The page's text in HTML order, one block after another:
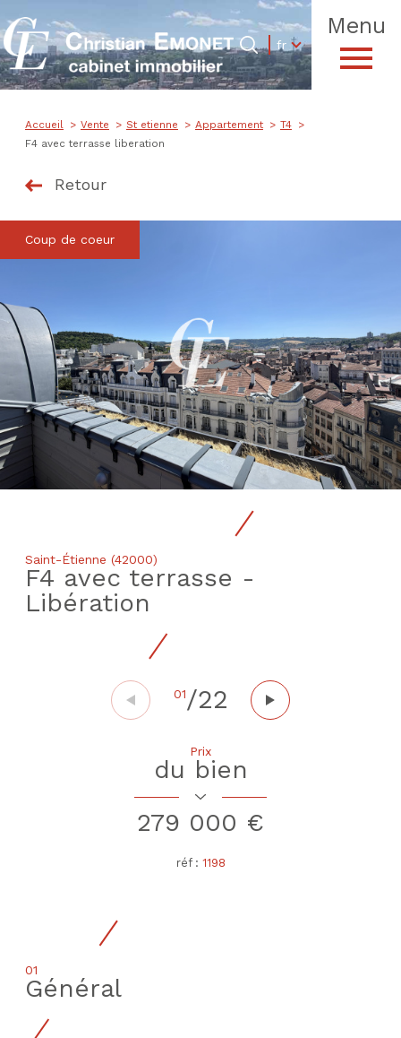
Menu
Langue
fr
Accueil 0 Langue
fr
Accueil Vente St etienne Appartement
T4
F4 avec terrasse liberation
Retour
Coup de coeur
Saint-Étienne (42000)
F4 avec terrasse -
Libération
01/22
Prix
du bien
279 000 €
réf : 1198
01
Général